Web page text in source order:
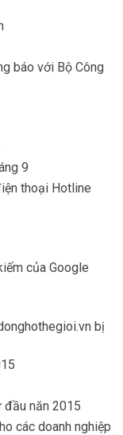
báo với Bộ Công
9
thoại Hotline
của Google
bị
đầu năn 2015
các doanh nghiệp